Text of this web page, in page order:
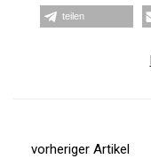
teilen
vorheriger Artikel